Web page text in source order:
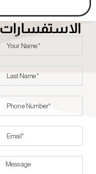
الاستفسارات